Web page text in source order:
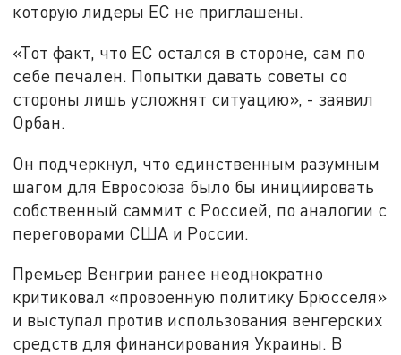
которую лидеры ЕС не приглашены.
«Тот факт, что ЕС остался в стороне, сам по
себе печален. Попытки давать советы со
стороны лишь усложнят ситуацию», - заявил
Орбан.
Он подчеркнул, что единственным разумным
шагом для Евросоюза было бы инициировать
собственный саммит с Россией, по аналогии с
переговорами США и России.
Премьер Венгрии ранее неоднократно
критиковал «провоенную политику Брюсселя»
и выступал против использования венгерских
средств для финансирования Украины. В